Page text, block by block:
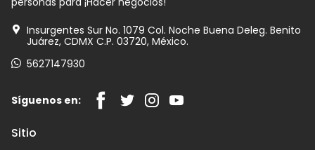
Insurgentes Sur No. 1079 Col. Noche Buena Deleg. Benito
Juárez, CDMX C.P. 03720, México.
5627147930
Síguenos en:
Sitio